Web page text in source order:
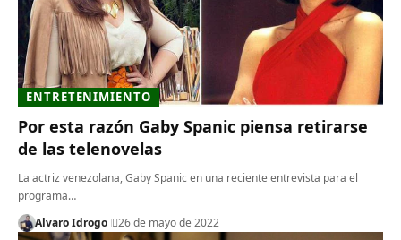
ENTRETENIMIENTO
Por esta razón Gaby Spanic piensa retirarse
de las telenovelas
La actriz venezolana, Gaby Spanic en una reciente entrevista para el
programa…
Alvaro Idrogo
26 de mayo de 2022